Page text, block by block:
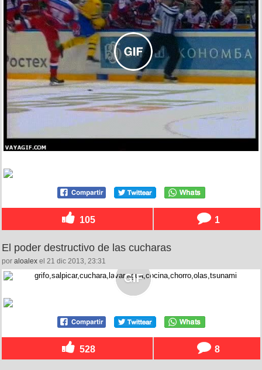
105 1
El poder destructivo de las cucharas
por aloalex el 21 dic 2013, 23:31
528 8